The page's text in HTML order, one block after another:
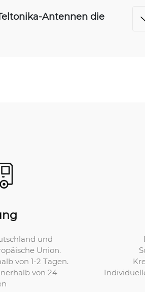
Antennen die
und
Union.
von 1-2 Tagen.
von 24